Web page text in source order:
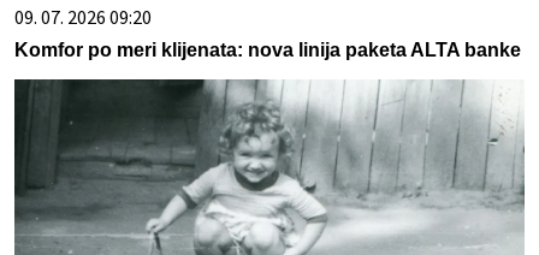
09. 07. 2026 09:20
Komfor po meri klijenata: nova linija paketa ALTA banke